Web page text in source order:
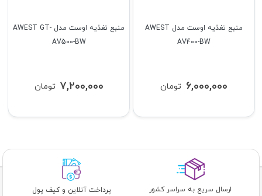
منبع تغذیه اوست مدل AWEST GT-
AV500-BW
تومان 7,200,000
منبع تغذیه اوست مدل AWEST
AV400-BW
تومان 6,000,000
ارسال سریع به سراسر کشور پرداخت آنلاین و کیف پول